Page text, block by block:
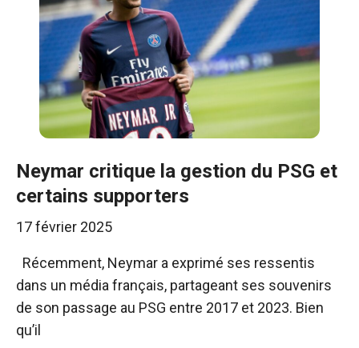
Neymar critique la gestion du PSG et
certains supporters
17 février 2025
Récemment, Neymar a exprimé ses ressentis
dans un média français, partageant ses souvenirs
de son passage au PSG entre 2017 et 2023. Bien
qu’il